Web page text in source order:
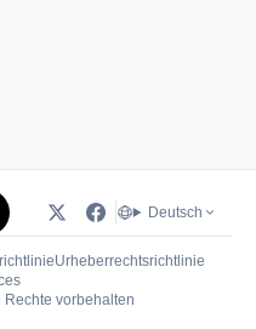
Deutsch
Urheberrechtsrichtlinie
(öffnet in neuem Tab)
vorbehalten